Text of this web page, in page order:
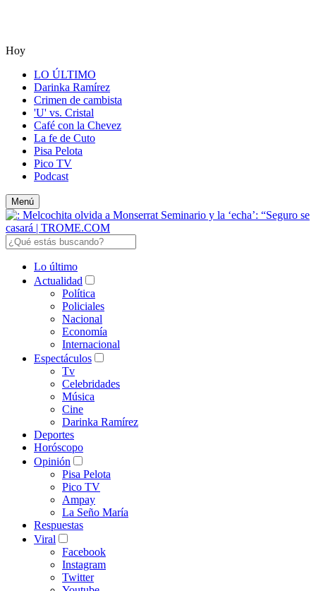
Hoy
LO ÚLTIMO
Darinka Ramírez
Crimen de cambista
'U' vs. Cristal
Café con la Chevez
La fe de Cuto
Pisa Pelota
Pico TV
Podcast
Menú
Lo último
Actualidad
Política
Policiales
Nacional
Economía
Internacional
Espectáculos
Tv
Celebridades
Música
Cine
Darinka Ramírez
Deportes
Horóscopo
Opinión
Pisa Pelota
Pico TV
Ampay
La Seño María
Respuestas
Viral
Facebook
Instagram
Twitter